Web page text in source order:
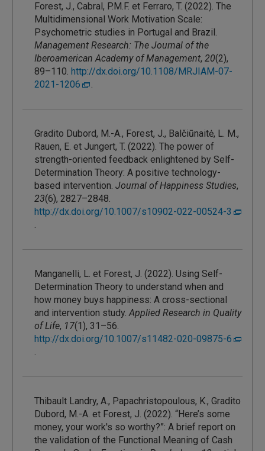
Forest, J., Cabral, P.M.F. et Ferraro, T. (2022). The
Multidimensional Work Motivation Scale:
Psychometric studies in Portugal and Brazil.
Management Research: The Journal of the
Iberoamerican Academy of Management, 20(2),
89–110. http://dx.doi.org/10.1108/MRJIAM-07-
2021-1206
.
Gradito Dubord, M.-A., Forest, J., Balčiūnaitė, L. M.,
Rauen, E. et Jungert, T. (2022). The power of
strength-oriented feedback enlightened by Self-
Determination Theory: A positive technology-
based intervention. Journal of Happiness Studies,
23(6), 2827–2848.
http://dx.doi.org/10.1007/s10902-022-00524-3
.
Manganelli, L. et Forest, J. (2022). Using Self-
Determination Theory to understand when and
how money buys happiness: A cross-sectional
and intervention study.Applied Research in Quality
of Life, 17(1), 31–56.
http://dx.doi.org/10.1007/s11482-020-09875-6
.
Thibault Landry, A., Papachristopoulous, K., Gradito
Dubord, M.-A. et Forest, J. (2022). “Here’s some
money, your work's so worthy?”: A brief report on
the validation of the Functional Meaning of Cash